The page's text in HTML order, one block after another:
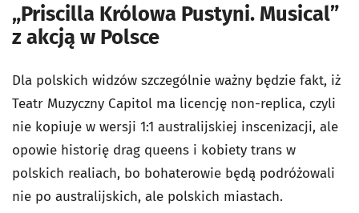
„Priscilla Królowa Pustyni. Musical”
z akcją w Polsce
Dla polskich widzów szczególnie ważny będzie fakt, iż
Teatr Muzyczny Capitol ma licencję non-replica, czyli
nie kopiuje w wersji 1:1 australijskiej inscenizacji, ale
opowie historię drag queens i kobiety trans w
polskich realiach, bo bohaterowie będą podróżowali
nie po australijskich, ale polskich miastach.